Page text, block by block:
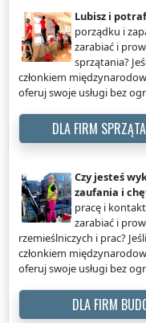
Lubisz i
porządku i
zarabiać i
sprzątania?
członkiem
oferuj swoje usługi bez
DLA FIRM
Czy jesteś
zaufania i
pracę i
zarabiać i
rzemieślniczych i prac?
członkiem
oferuj swoje usługi bez
DLA FIRM